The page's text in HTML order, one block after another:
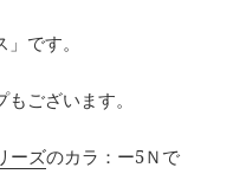
です。
ございます。
ーズのカラ：ー5Ｎで